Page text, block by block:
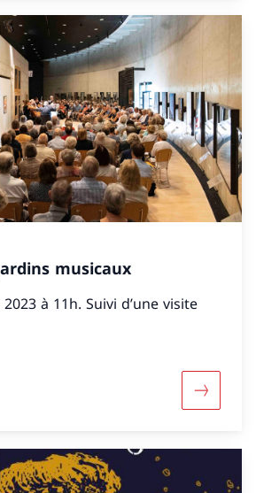
musicaux
à 11h. Suivi d’une visite